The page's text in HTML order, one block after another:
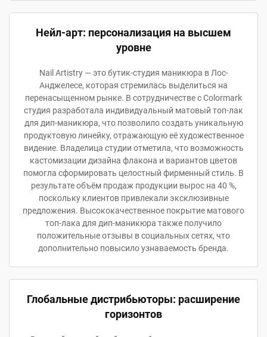
Нейл-арт: персонализация на высшем
уровне
Nail Artistry — это бутик-студия маникюра в Лос-
Анджелесе, которая стремилась выделиться на
перенасыщенном рынке. В сотрудничестве с Colormark
студия разработала индивидуальный матовый топ-лак
для дип-маникюра, что позволило создать уникальную
продуктовую линейку, отражающую её художественное
видение. Владелица студии отметила, что возможность
кастомизации дизайна флакона и вариантов цветов
помогла сформировать целостный фирменный стиль. В
результате объём продаж продукции вырос на 40 %,
поскольку клиентов привлекали эксклюзивные
предложения. Высококачественное покрытие матового
топ-лака для дип-маникюра также получило
положительные отзывы в социальных сетях, что
дополнительно повысило узнаваемость бренда.
Глобальные дистрибьюторы: расширение
горизонтов